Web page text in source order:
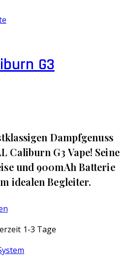
G3
Dampfgenuss
Caliburn G3 Vape! Seine
und 900mAh Batterie
idealen Begleiter.
1-3 Tage